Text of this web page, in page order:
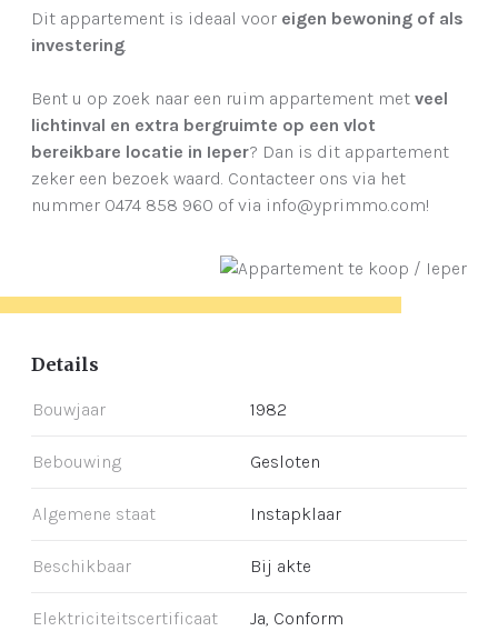
Dit appartement is ideaal voor eigen bewoning of als
investering.
Bent u op zoek naar een ruim appartement met veel
lichtinval en extra bergruimte op een vlot
bereikbare locatie in Ieper? Dan is dit appartement
zeker een bezoek waard. Contacteer ons via het
nummer 0474 858 960 of via info@yprimmo.com!
Details
Bouwjaar 1982
Bebouwing Gesloten
Algemene staat Instapklaar
Beschikbaar Bij akte
Elektriciteitscertificaat Ja, Conform